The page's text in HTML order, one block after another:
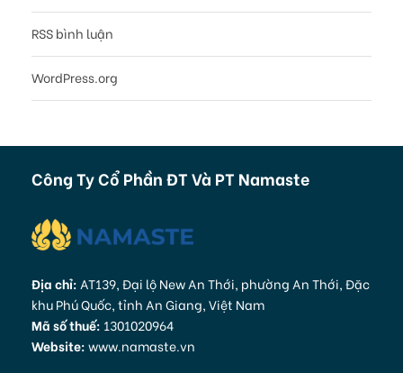
RSS bình luận
WordPress.org
Công Ty Cổ Phần ĐT Và PT Namaste
Địa chỉ: AT139, Đại lộ New An Thới, phường An Thới, Đặc
khu Phú Quốc, tỉnh An Giang, Việt Nam
Mã số thuế: 1301020964
Website:www.namaste.vn